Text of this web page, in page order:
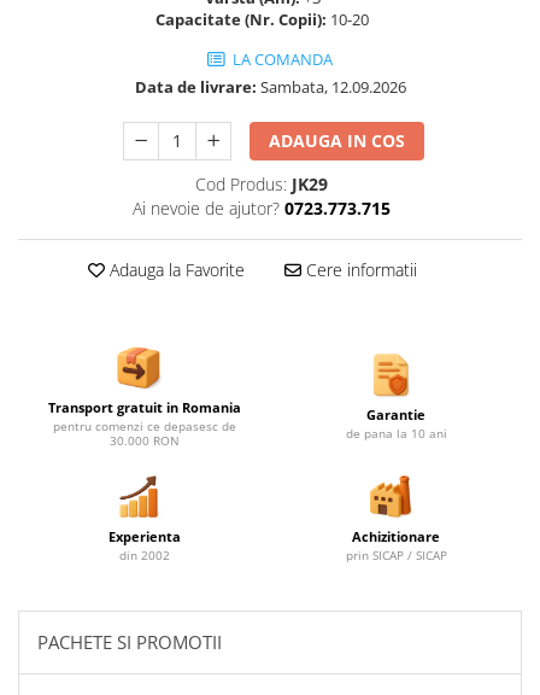
Stalpi / bolarzi de delimitare
pentru trotuar
Cismea stradala / gradina
Tomberoane si Pubele de Gunoi
Magazie pubele / tomberoane
Capacitate (Nr. Copii): 10-20
LA COMANDA
Data de livrare: Sambata, 12.09.2026
ADAUGA IN COS
Cod Produs: JK29
Ai nevoie de ajutor? 0723.773.715
Adauga la Favorite Cere informatii
Transport gratuit in Romania
pentru comenzi ce depasesc de
30.000 RON
Garantie
de pana la 10 ani
Experienta
din 2002
Achizitionare
prin SICAP / SICAP
PACHETE SI PROMOTII